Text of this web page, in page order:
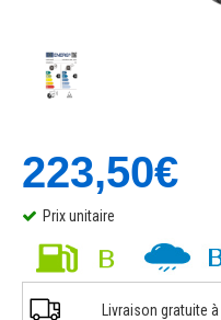
223,50€
Prix unitaire
Livraison gratuite